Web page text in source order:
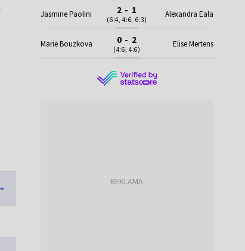
Jasmine Paolini 2 - 1
(6:4, 4:6, 6:3)
Alexandra Eala
Marie Bouzkova 0 - 2
(4:6, 4:6)
Elise Mertens